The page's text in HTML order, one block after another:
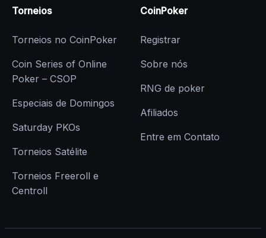
Torneios
Torneios no CoinPoker
Coin Series of Online
Poker – CSOP
Especiais de Domingos
Saturday PKOs
Torneios Satélite
Torneios Freeroll e
Centroll
CoinPoker
Registrar
Sobre nós
RNG de poker
Afiliados
Entre em Contato